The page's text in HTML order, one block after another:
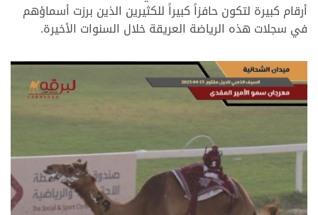
أرقام كبيرة لتكون حافزاً كبيراً للكثيرين الذين برزت أسماؤهم
في سجلات هذه الرياضة العريقة خلال السنوات الأخيرة.